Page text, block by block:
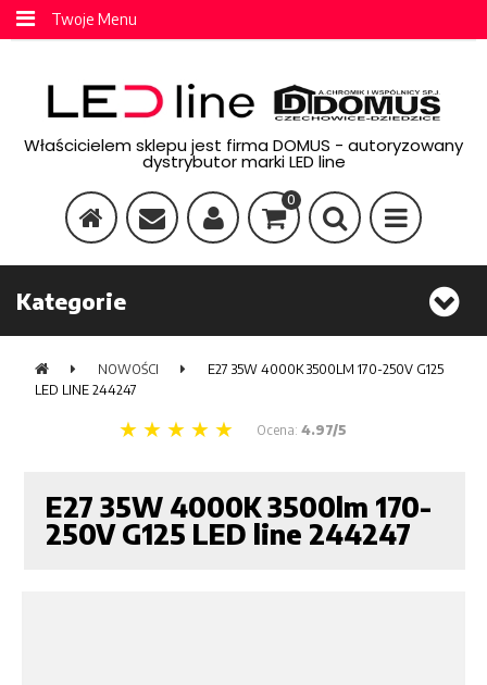
Twoje Menu
Właścicielem sklepu jest firma DOMUS - autoryzowany
dystrybutor marki LED line
0
Kategorie
NOWOŚCI
E27 35W 4000K 3500LM 170-250V G125
LED LINE 244247
Ocena: 4.97/5
E27 35W 4000K 3500lm 170-
250V G125 LED line 244247